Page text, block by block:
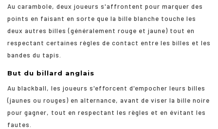
Au carambole, deux joueurs s'affrontent pour marquer des
points en faisant en sorte que la bille blanche touche les
deux autres billes (généralement rouge et jaune) tout en
respectant certaines règles de contact entre les billes et les
bandes du tapis.
But du billard anglais
Au blackball, les joueurs s'efforcent d'empocher leurs billes
(jaunes ou rouges) en alternance, avant de viser la bille noire
pour gagner, tout en respectant les règles et en évitant les
fautes.